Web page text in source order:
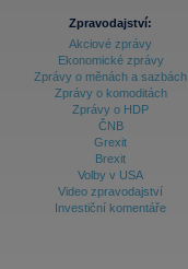
Zpravodajství:
Akciové zprávy
Ekonomické zprávy
Zprávy o měnách a sazbách
Zprávy o komoditách
Zprávy o HDP
ČNB
Grexit
Brexit
Volby v USA
Video zpravodajství
Investiční komentáře